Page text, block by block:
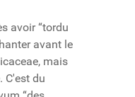
avoir “tordu
avant le
mais
C'est du